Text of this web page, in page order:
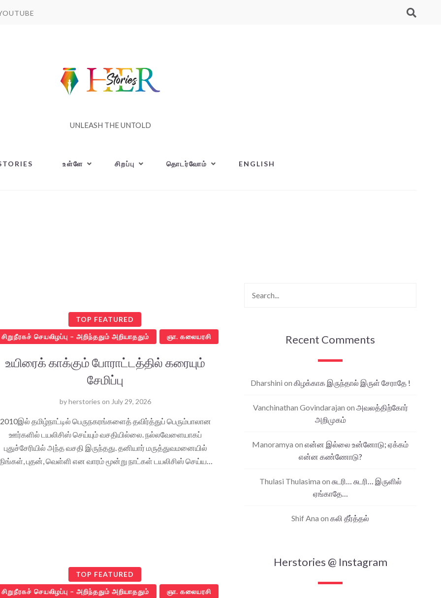
UNLEASH THE UNTOLD
உள்ளே சிறப்பு தொடர்வோம் ENGLISH
TOP FEATURED
சிறுநீரகச் செயலிழப்பு – அறிந்ததும் அறியாததும் ஞா. கலையரசி
உயிரைக் காக்கும் போராட்டத்தில் கரையும்
சேமிப்பு
byherstories on July 29, 2026
2010இல் தமிழ்நாட்டில் பெருநகரங்களைத் தவிர்த்துப் பெரும்பாலான
ஊர்களில் டயலிசிஸ் செய்யும் வசதியில்லை. நல்லவேளையாகப்
புதுச்சேரியில் அந்த வசதி இருந்தது. தனியார் மருத்துவமனையில்
புதன், வெள்ளி என வாரம் மூன்று நாட்கள் டயலிசிஸ் செய்ய…
TOP FEATURED
சிறுநீரகச் செயலிழப்பு – அறிந்ததும் அறியாததும் ஞா. கலையரசி
Recent Comments
Dharshini on கிழக்காக இருந்தால் இருள் சேராதே !
Vanchinathan Govindarajan on அவலத்திற்கோர்
அறிமுகம்
Manoramya on என்ன இல்லை உன்னோடு; ஏக்கம்
என்ன கண்ணோடு?
Thulasi Thulasima on சுடரி… சுடரி… இருளில்
ஏங்காதே…
Shif Ana on கலி தீர்த்தல்
Herstories @ Instagram